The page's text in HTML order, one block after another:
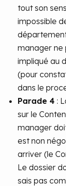
tout son
impossible
manager ne
impliqué au
(pour
dans le
Parade 4 :
sur le
manager
est non
arriver (le
Le dossier
sais pas